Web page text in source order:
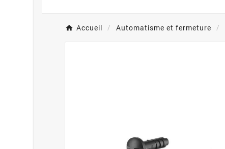
Accueil Automatisme et fermeture